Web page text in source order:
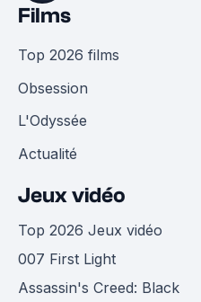
Films
Top 2026 films
Obsession
L'Odyssée
Actualité
Jeux vidéo
Top 2026 Jeux vidéo
007 First Light
Assassin's Creed: Black